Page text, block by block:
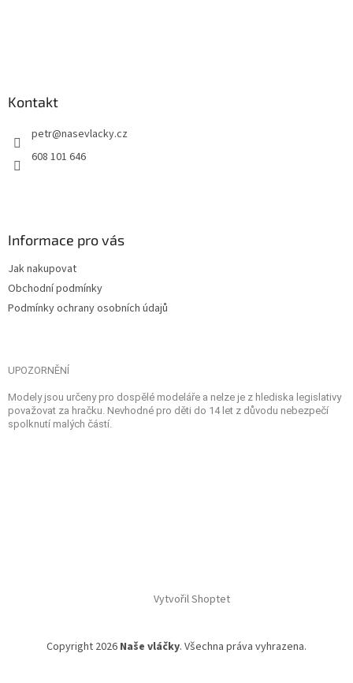
Kontakt
petr@nasevlacky.cz
608 101 646
Informace pro vás
Jak nakupovat
Obchodní podmínky
Podmínky ochrany osobních údajů
UPOZORNĚNÍ
Modely jsou určeny pro dospělé modeláře a nelze je z hlediska legislativy
považovat za hračku. Nevhodné pro děti do 14 let z důvodu nebezpečí
spolknutí malých částí.
Vytvořil Shoptet
Copyright 2026 Naše vláčky. Všechna práva vyhrazena.